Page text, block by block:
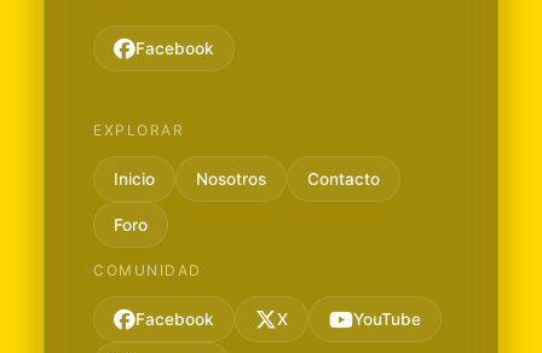
Facebook
EXPLORAR
Inicio Nosotros Contacto
Foro
COMUNIDAD
Facebook X YouTube